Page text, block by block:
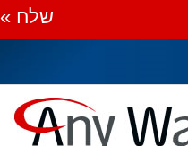
שלח »